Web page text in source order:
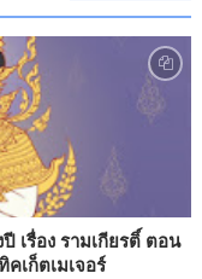
เรื่อง รามเกียรติ์ ตอน
เก็ตเมเจอร์